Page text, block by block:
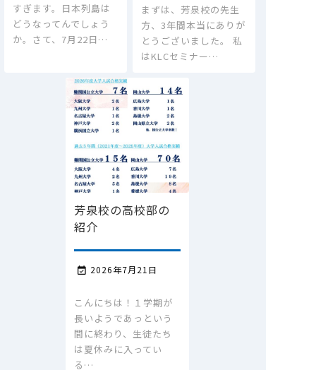
すぎます。日本列島は
どうなってんでしょう
か。さて、7月22日…
まずは、芳泉校の先生
方、3年間本当にありが
とうございました。 私
はKLCセミナー…
芳泉校の高校部の
紹介
 2026年7月21日
こんにちは！１学期が
長いようであっという
間に終わり、生徒たち
は夏休みに入ってい
る…